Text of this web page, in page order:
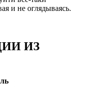
и не оглядываясь.
ИЗ